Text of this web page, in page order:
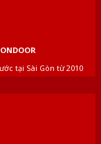
tại Sài Gòn từ 2010